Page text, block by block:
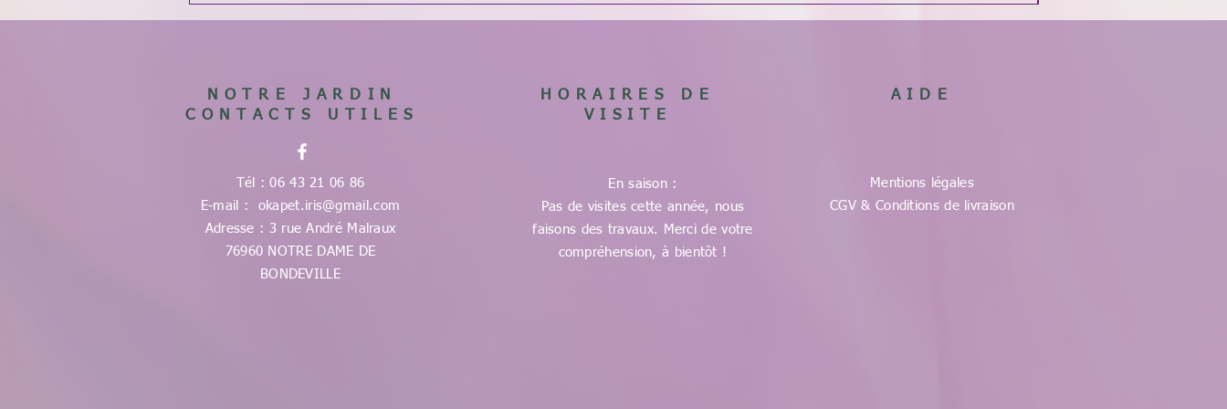
NOTRE JARDIN
CONTACTS UTILES
HORAIRES DE
VISITE
AIDE
Tél : 06 43 21 06 86
E-mail : okapet.iris@gmail.com
Adresse : 3 rue André Malraux
76960 NOTRE DAME DE
BONDEVILLE
En saison :
Pas de visites cette année, nous
faisons des travaux. Merci de votre
compréhension, à bientôt !
Mentions légales
CGV & Conditions de livraison